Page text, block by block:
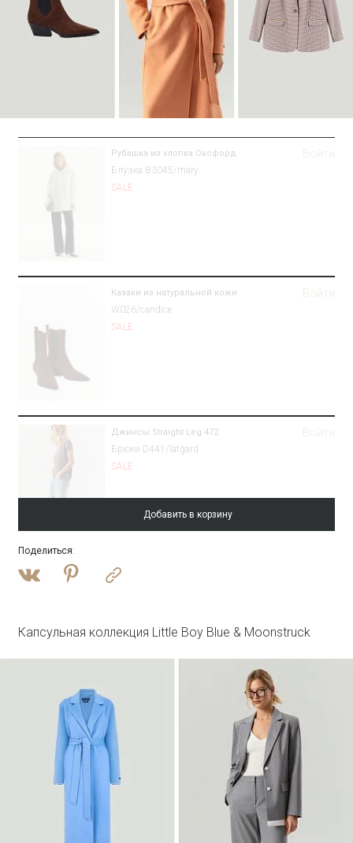
Рубашка из хлопка Оксфорд
Блузка B3045/mary
SALE
Войти
Казаки из натуральной кожи
W026/candice
SALE
Войти
Джинсы Straight Leg 472
Брюки D441/latgard
SALE
Войти
Однобортный жакет с замшевой вставкой
Пальто-халат из шерсти
R117/pesche
SALE
Добавить в корзину
Поделиться:
Капсульная коллекция Little Boy Blue & Moonstruck